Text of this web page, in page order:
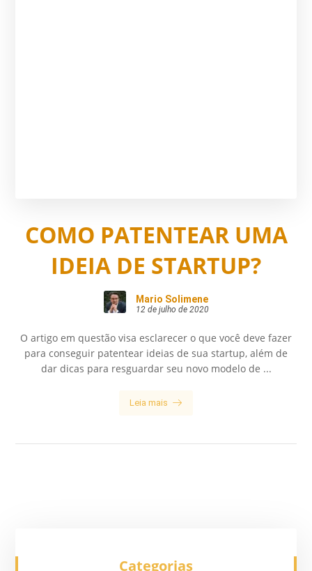
COMO PATENTEAR UMA
IDEIA DE STARTUP?
Mario Solimene
12 de julho de 2020
O artigo em questão visa esclarecer o que você deve fazer
para conseguir patentear ideias de sua startup, além de
dar dicas para resguardar seu novo modelo de ...
Leia mais
Categorias